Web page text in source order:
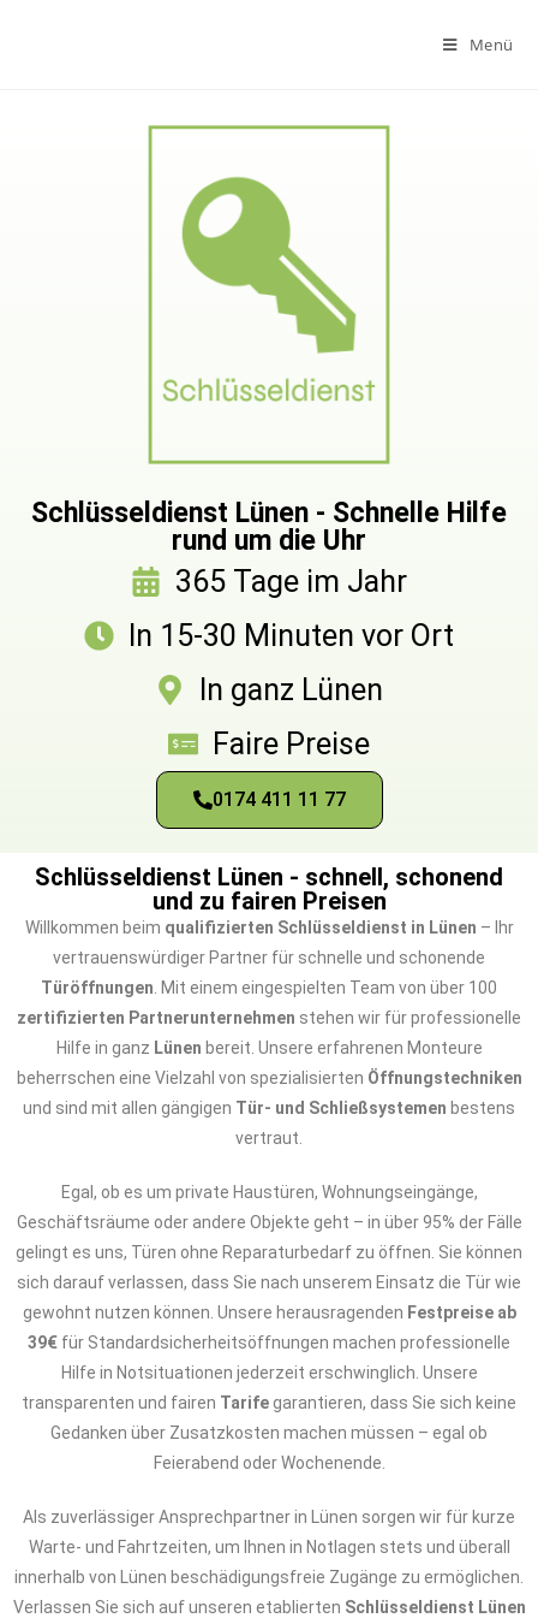
Menü
Schlüsseldienst Lünen - Schnelle Hilfe
rund um die Uhr
365 Tage im Jahr
In 15-30 Minuten vor Ort
In ganz Lünen
Faire Preise
0174 411 11 77
Schlüsseldienst Lünen - schnell, schonend
und zu fairen Preisen
Willkommen beim qualifizierten Schlüsseldienst in Lünen – Ihr
vertrauenswürdiger Partner für schnelle und schonende
Türöffnungen . Mit einem eingespielten Team von über 100
zertifizierten Partnerunternehmen stehen wir für professionelle
Hilfe in ganz Lünen bereit. Unsere erfahrenen Monteure
beherrschen eine Vielzahl von spezialisierten Öffnungstechniken
und sind mit allen gängigen Tür- und Schließsystemen bestens
vertraut.
Egal, ob es um private Haustüren, Wohnungseingänge,
Geschäftsräume oder andere Objekte geht – in über 95% der Fälle
gelingt es uns, Türen ohne Reparaturbedarf zu öffnen. Sie können
sich darauf verlassen, dass Sie nach unserem Einsatz die Tür wie
gewohnt nutzen können. Unsere herausragenden Festpreise ab
39€ für Standardsicherheitsöffnungen machen professionelle
Hilfe in Notsituationen jederzeit erschwinglich. Unsere
transparenten und fairen Tarife garantieren, dass Sie sich keine
Gedanken über Zusatzkosten machen müssen – egal ob
Feierabend oder Wochenende.
Als zuverlässiger Ansprechpartner in Lünen sorgen wir für kurze
Warte- und Fahrtzeiten, um Ihnen in Notlagen stets und überall
innerhalb von Lünen beschädigungsfreie Zugänge zu ermöglichen.
Verlassen Sie sich auf unseren etablierten Schlüsseldienst Lünen